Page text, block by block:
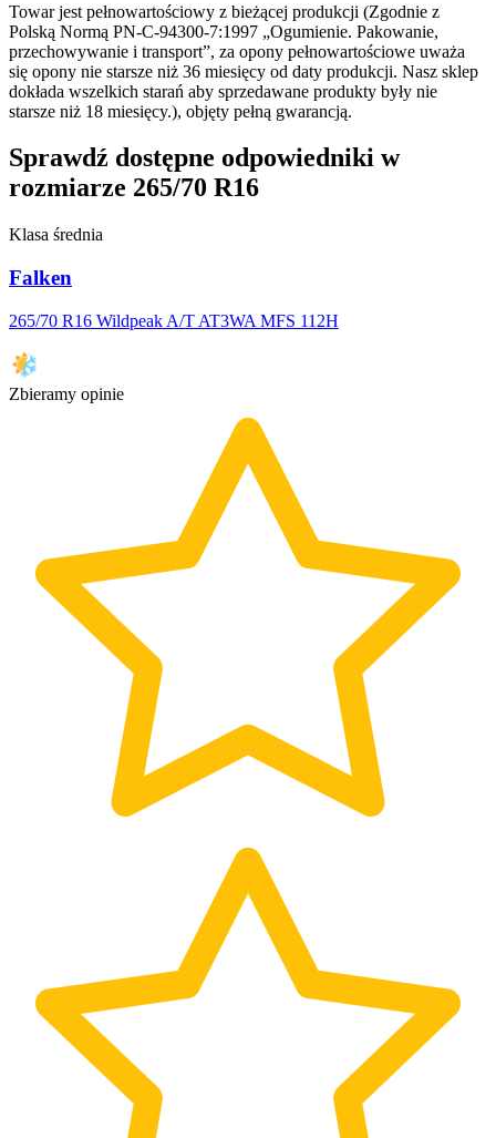
Towar jest pełnowartościowy z bieżącej produkcji (Zgodnie z
Polską Normą PN-C-94300-7:1997 „Ogumienie. Pakowanie,
przechowywanie i transport”, za opony pełnowartościowe uważa
się opony nie starsze niż 36 miesięcy od daty produkcji. Nasz sklep
dokłada wszelkich starań aby sprzedawane produkty były nie
starsze niż 18 miesięcy.), objęty pełną gwarancją.
Sprawdź dostępne odpowiedniki w
rozmiarze 265/70 R16
Klasa średnia
Falken
265/70 R16 Wildpeak A/T AT3WA MFS 112H
Zbieramy opinie